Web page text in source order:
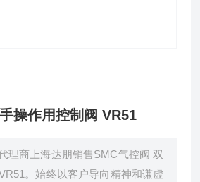
操作用控制阀 VR51
理商上海达朋销售SMC气控阀 双
。始终以客户导向精神和谦虚